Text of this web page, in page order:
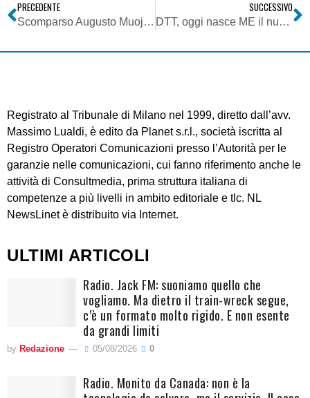
PRECEDENTE
Scomparso Augusto Muojo, giornalista, scrittore ed editorialista
SUCCESSIVO
DTT, oggi nasce ME il nuovo canale Mediaset semigeneralista di e-commerce
Registrato al Tribunale di Milano nel 1999, diretto dall’avv.
Massimo Lualdi, è edito da Planet s.r.l., società iscritta al
Registro Operatori Comunicazioni presso l’Autorità per le
garanzie nelle comunicazioni, cui fanno riferimento anche le
attività di Consultmedia, prima struttura italiana di
competenze a più livelli in ambito editoriale e tlc. NL
NewsLinet è distribuito via Internet.
ULTIMI ARTICOLI
Radio. Jack FM: suoniamo quello che
vogliamo. Ma dietro il train-wreck segue,
c’è un formato molto rigido. E non esente
da grandi limiti
by Redazione 05/08/2026 0
Radio. Monito da Canada: non è la